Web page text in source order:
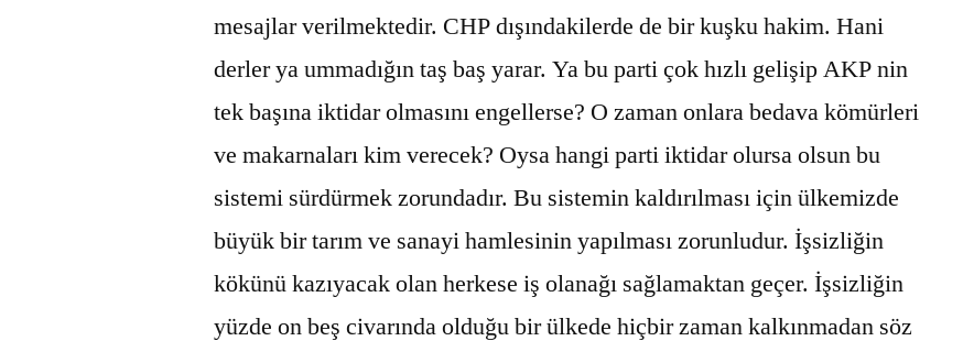
mesajlar verilmektedir. CHP dışındakilerde de bir kuşku hakim. Hani
derler ya ummadığın taş baş yarar. Ya bu parti çok hızlı gelişip AKP nin
tek başına iktidar olmasını engellerse? O zaman onlara bedava kömürleri
ve makarnaları kim verecek? Oysa hangi parti iktidar olursa olsun bu
sistemi sürdürmek zorundadır. Bu sistemin kaldırılması için ülkemizde
büyük bir tarım ve sanayi hamlesinin yapılması zorunludur. İşsizliğin
kökünü kazıyacak olan herkese iş olanağı sağlamaktan geçer. İşsizliğin
yüzde on beş civarında olduğu bir ülkede hiçbir zaman kalkınmadan söz